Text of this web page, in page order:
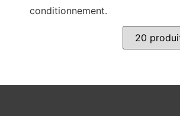
conditionnement.